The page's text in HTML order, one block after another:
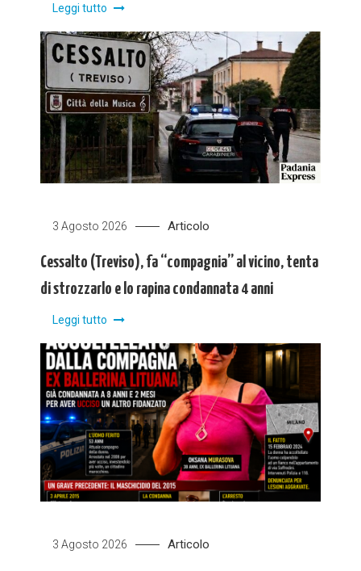
Leggi tutto
3 Agosto 2026 Articolo
Cessalto (Treviso), fa “compagnia” al vicino, tenta
di strozzarlo e lo rapina condannata 4 anni
Leggi tutto
3 Agosto 2026 Articolo